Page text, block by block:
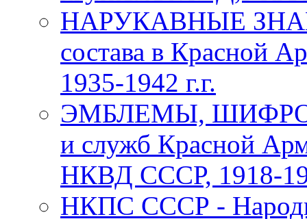
НАРУКАВНЫЕ
состава в Красной
1935-1942 г.г.
ЭМБЛЕМЫ,
и служб Красной
НКВД СССР, 1918-
НКПС СССР -